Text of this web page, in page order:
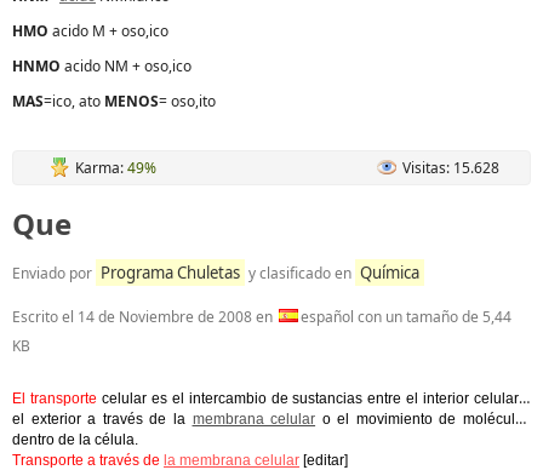
HMO acido M + oso,ico
HNMO acido NM + oso,ico
MAS=ico, ato MENOS= oso,ito
Karma:49% Visitas: 15.628
Que
Enviado por Programa Chuletas y clasificado en Química
Escrito el 14 de Noviembre de 2008en
español con un tamaño de 5,44
KB
El transporte celular es el intercambio de sustancias entre el interior celular y
el exterior a través de la membrana celular o el movimiento de moléculas
dentro de la célula.
Transporte a través de la membrana celular [editar]